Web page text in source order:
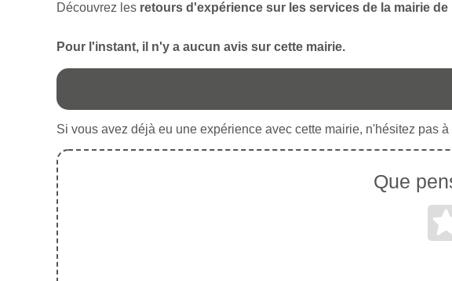
Découvrez les retours d'expérience sur les services de la mairie
Pour l'instant, il n'y a aucun avis sur cette mairie.
Si vous avez déjà eu une expérience avec cette mairie, n'hésitez pas à
Que